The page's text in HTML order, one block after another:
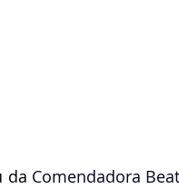
da Comendadora